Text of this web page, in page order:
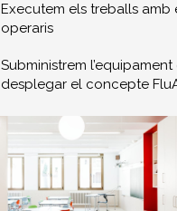
Executem els treballs amb
operaris
Subministrem
desplegar el concepte